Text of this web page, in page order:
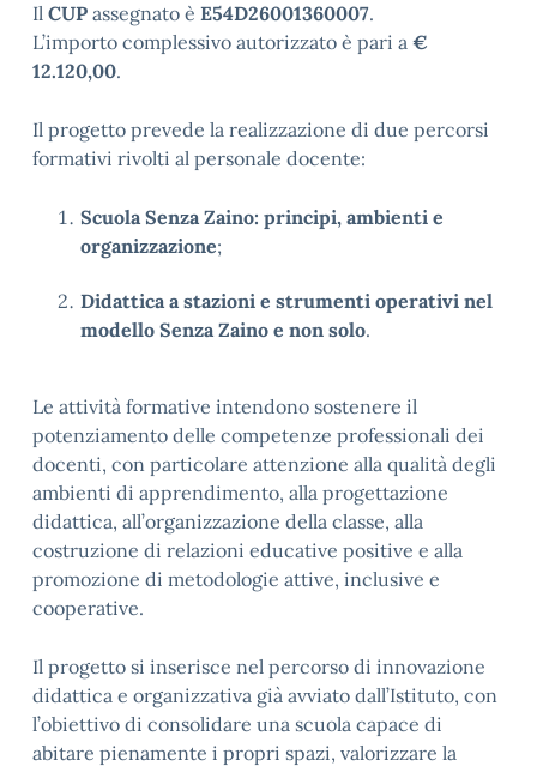
Il CUP assegnato è E54D26001360007.
L’importo complessivo autorizzato è pari a €
12.120,00.
Il progetto prevede la realizzazione di due percorsi
formativi rivolti al personale docente:
Scuola Senza Zaino: principi, ambienti e
organizzazione;
Didattica a stazioni e strumenti operativi nel
modello Senza Zaino e non solo.
Le attività formative intendono sostenere il
potenziamento delle competenze professionali dei
docenti, con particolare attenzione alla qualità degli
ambienti di apprendimento, alla progettazione
didattica, all’organizzazione della classe, alla
costruzione di relazioni educative positive e alla
promozione di metodologie attive, inclusive e
cooperative.
Il progetto si inserisce nel percorso di innovazione
didattica e organizzativa già avviato dall’Istituto, con
l’obiettivo di consolidare una scuola capace di
abitare pienamente i propri spazi, valorizzare la